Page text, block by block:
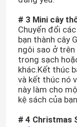
# 3 Mini cây
Chuyển đổi
bạn thành cây
ngôi sao ở
trong sạch
khác.Kết thúc
và kết thúc nó
này làm cho
kệ sách của
# 4 Christmas